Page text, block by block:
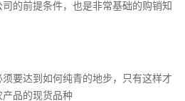
的前提条件，也是非常基础的购销知
要达到如何纯青的地步，只有这样才
品的现货品种